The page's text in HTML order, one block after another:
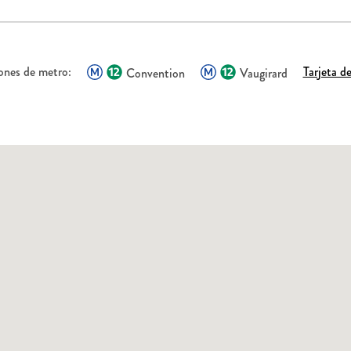
de metro: Convention Vaugirard Tarjeta